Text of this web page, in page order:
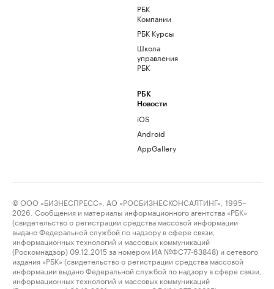
РБК
Компании
РБК Курсы
Школа
управления
РБК
РБК
Новости
iOS
Android
AppGallery
© ООО «БИЗНЕСПРЕСС», АО «РОСБИЗНЕСКОНСАЛТИНГ», 1995–
2026. Сообщения и материалы информационного агентства «РБК»
(свидетельство о регистрации средства массовой информации
выдано Федеральной службой по надзору в сфере связи,
информационных технологий и массовых коммуникаций
(Роскомнадзор) 09.12.2015 за номером ИА №ФС77-63848) и сетевого
издания «РБК» (свидетельство о регистрации средства массовой
информации выдано Федеральной службой по надзору в сфере связи,
информационных технологий и массовых коммуникаций